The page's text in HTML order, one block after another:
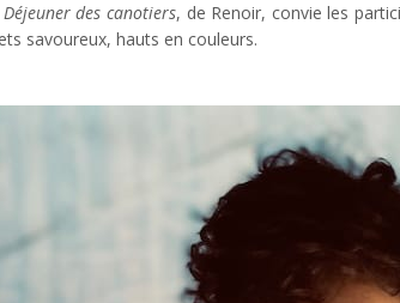
Déjeuner des canotiers, de Renoir, convie les
savoureux, hauts en couleurs.